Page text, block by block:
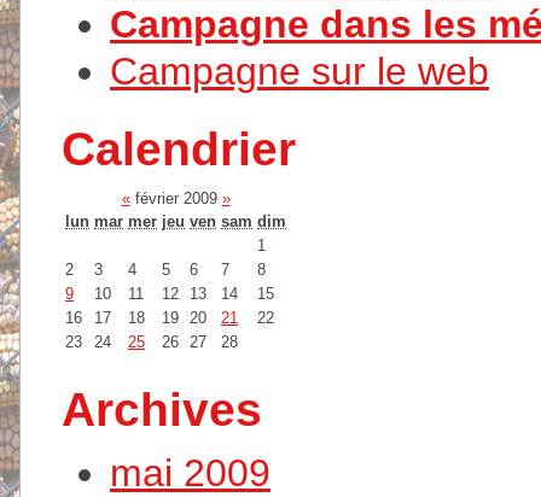
Campagne dans les
Campagne sur le web
Calendrier
«février 2009 »
lun mar mer jeu ven sam dim
1
2
3 4 5 6 7
8
9
10 11 12 13 14
15
16
17 18 19 20 21
22
23
24 25 26 27 28
Archives
mai 2009